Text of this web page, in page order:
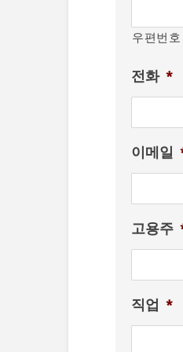
우편번호
전화 *
이메일
고용주
직업 *